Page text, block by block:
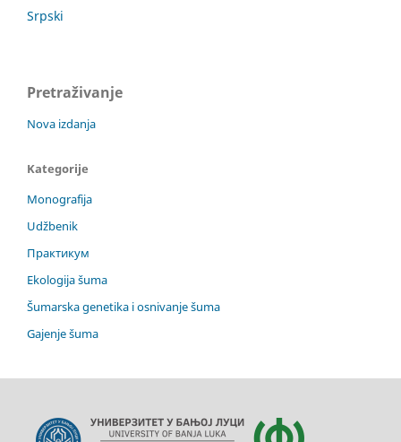
Srpski
Pretraživanje
Nova izdanja
Kategorije
Monografija
Udžbenik
Практикум
Ekologija šuma
Šumarska genetika i osnivanje šuma
Gajenje šuma